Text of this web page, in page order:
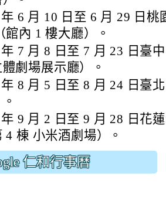
年 6 月 10 日至 6 月 29 日
館內 1 樓大廳）。
年 7 月 8 日至 7 月 23 日臺
體劇場展示廳）。
年 8 月 5 日至 8 月 24 日臺
9 月 2 日至 9 月 28 日花
4 棟 小米酒劇場）。
仁和行事曆